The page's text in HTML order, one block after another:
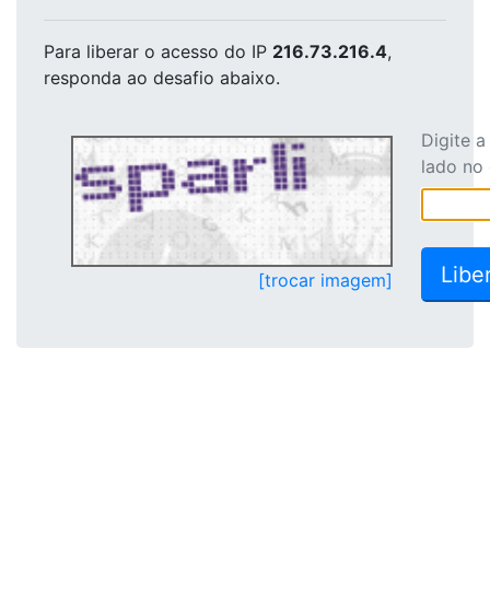
Para liberar o acesso do IP 216.73.216.4,
responda ao desafio abaixo.
[trocar imagem]
Digite
lado no